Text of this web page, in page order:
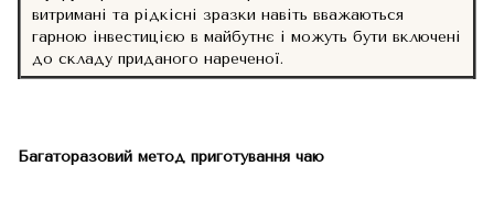
витримані та рідкісні зразки навіть вважаються
гарною інвестицією в майбутнє і можуть бути включені
до складу приданого нареченої.
Багаторазовий метод приготування чаю